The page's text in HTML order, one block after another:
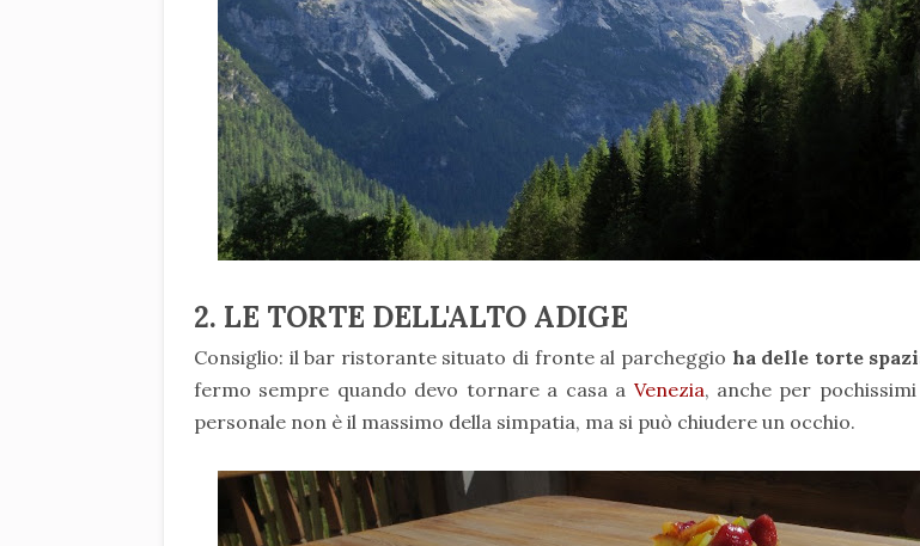
2. LE TORTE DELL'ALTO ADIGE
Consiglio: il bar ristorante situato di fronte al parcheggio ha delle torte
fermo sempre quando devo tornare a casa a Venezia, anche per
personale non è il massimo della simpatia, ma si può chiudere un occhio.